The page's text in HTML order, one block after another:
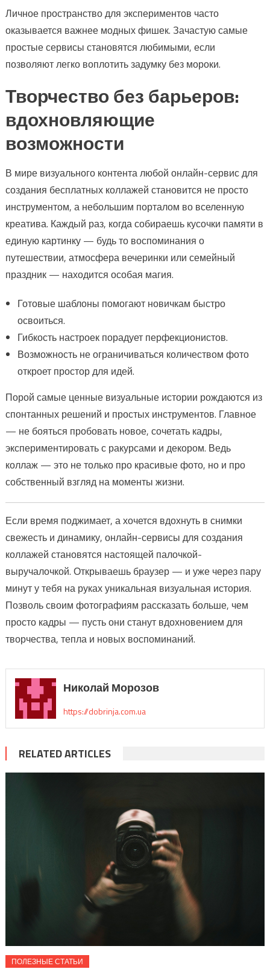
Личное пространство для экспериментов часто
оказывается важнее модных фишек. Зачастую самые
простые сервисы становятся любимыми, если
позволяют легко воплотить задумку без мороки.
Творчество без барьеров:
вдохновляющие
возможности
В мире визуального контента любой онлайн-сервис для
создания бесплатных коллажей становится не просто
инструментом, а небольшим порталом во вселенную
креатива. Каждый раз, когда собираешь кусочки памяти в
единую картинку — будь то воспоминания о
путешествии, атмосфера вечеринки или семейный
праздник — находится особая магия.
Готовые шаблоны помогают новичкам быстро
освоиться.
Гибкость настроек порадует перфекционистов.
Возможность не ограничиваться количеством фото
откроет простор для идей.
Порой самые ценные визуальные истории рождаются из
спонтанных решений и простых инструментов. Главное
— не бояться пробовать новое, сочетать кадры,
экспериментировать с ракурсами и декором. Ведь
коллаж — это не только про красивые фото, но и про
собственный взгляд на моменты жизни.
Если время поджимает, а хочется вдохнуть в снимки
свежесть и динамику, онлайн-сервисы для создания
коллажей становятся настоящей палочкой-
выручалочкой. Открываешь браузер — и уже через пару
минут у тебя на руках уникальная визуальная история.
Позволь своим фотографиям рассказать больше, чем
просто кадры — пусть они станут вдохновением для
творчества, тепла и новых воспоминаний.
Николай Морозов
https://dobrinja.com.ua
RELATED ARTICLES
ПОЛЕЗНЫЕ СТАТЬИ